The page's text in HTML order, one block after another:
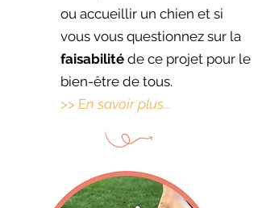
ou accueillir un chien et si
vous vous questionnez sur la
faisabilité de ce projet pour le
bien-être de tous.
>> En savoir plus...